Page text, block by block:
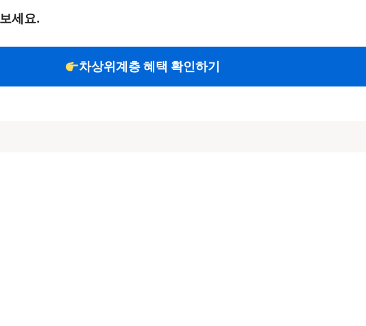
세요.
차상위계층 혜택 확인하기